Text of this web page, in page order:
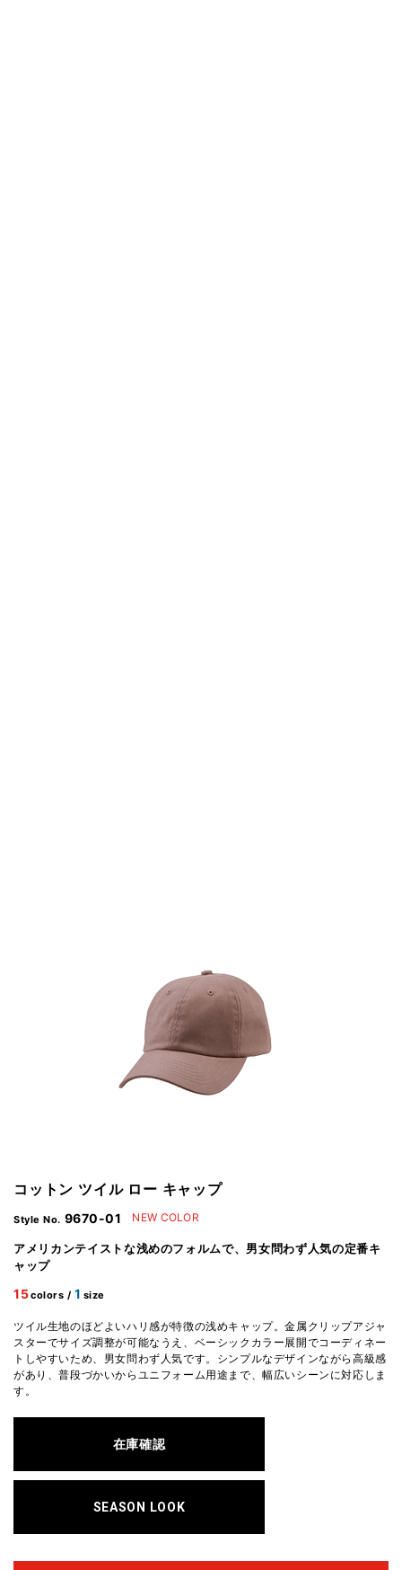
コットン ツイル ロー キャップ
Style No. 9670-01 NEW COLOR
アメリカンテイストな浅めのフォルムで、男女問わず人気の定番キ
ャップ
15colors /1 size
ツイル生地のほどよいハリ感が特徴の浅めキャップ。金属クリップアジャ
スターでサイズ調整が可能なうえ、ベーシックカラー展開でコーディネー
トしやすいため、男女問わず人気です。シンプルなデザインながら高級感
があり、普段づかいからユニフォーム用途まで、幅広いシーンに対応しま
す。
在庫確認
SEASON LOOK